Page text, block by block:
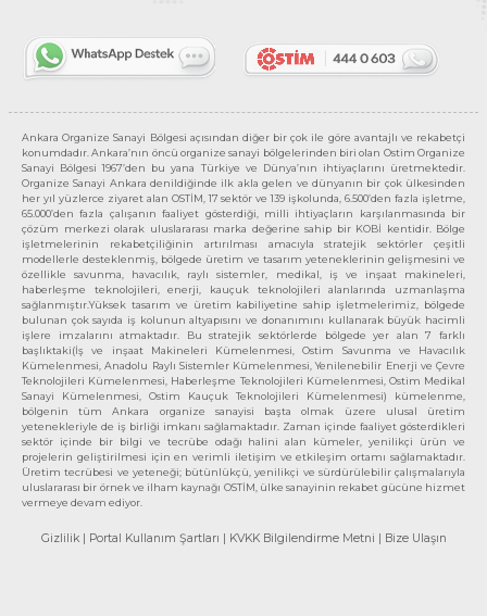
Ankara Organize Sanayi Bölgesi açısından diğer bir çok ile göre avantajlı ve rekabetçi
konumdadır. Ankara’nın öncü organize sanayi bölgelerinden biri olan Ostim Organize
Sanayi Bölgesi 1967’den bu yana Türkiye ve Dünya’nın ihtiyaçlarını üretmektedir.
Organize Sanayi Ankara denildiğinde ilk akla gelen ve dünyanın bir çok ülkesinden
her yıl yüzlerce ziyaret alan OSTİM, 17 sektör ve 139 işkolunda, 6.500’den fazla işletme,
65.000’den fazla çalışanın faaliyet gösterdiği, milli ihtiyaçların karşılanmasında bir
çözüm merkezi olarak uluslararası marka değerine sahip bir KOBİ kentidir. Bölge
işletmelerinin rekabetçiliğinin artırılması amacıyla stratejik sektörler çeşitli
modellerle desteklenmiş, bölgede üretim ve tasarım yeteneklerinin gelişmesini ve
özellikle savunma, havacılık, raylı sistemler, medikal, iş ve inşaat makineleri,
haberleşme teknolojileri, enerji, kauçuk teknolojileri alanlarında uzmanlaşma
sağlanmıştır.Yüksek tasarım ve üretim kabiliyetine sahip işletmelerimiz, bölgede
bulunan çok sayıda iş kolunun altyapısını ve donanımını kullanarak büyük hacimli
işlere imzalarını atmaktadır. Bu stratejik sektörlerde bölgede yer alan 7 farklı
başlıktaki(İş ve inşaat Makineleri Kümelenmesi, Ostim Savunma ve Havacılık
Kümelenmesi, Anadolu Raylı Sistemler Kümelenmesi, Yenilenebilir Enerji ve Çevre
Teknolojileri Kümelenmesi, Haberleşme Teknolojileri Kümelenmesi, Ostim Medikal
Sanayi Kümelenmesi, Ostim Kauçuk Teknolojileri Kümelenmesi) kümelenme,
bölgenin tüm Ankara organize sanayisi başta olmak üzere ulusal üretim
yetenekleriyle de iş birliği imkanı sağlamaktadır. Zaman içinde faaliyet gösterdikleri
sektör içinde bir bilgi ve tecrübe odağı halini alan kümeler, yenilikçi ürün ve
projelerin geliştirilmesi için en verimli iletişim ve etkileşim ortamı sağlamaktadır.
Üretim tecrübesi ve yeteneği; bütünlükçü, yenilikçi ve sürdürülebilir çalışmalarıyla
uluslararası bir örnek ve ilham kaynağı OSTİM, ülke sanayinin rekabet gücüne hizmet
vermeye devam ediyor.
Gizlilik | Portal Kullanım Şartları | KVKK Bilgilendirme Metni | Bize Ulaşın